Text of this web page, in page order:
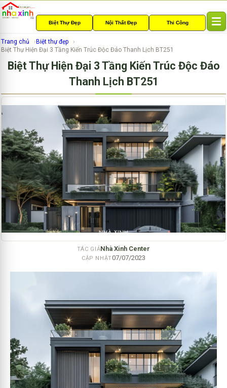
Biệt Thự Đẹp Nội Thất Đẹp Thi Công
l
a
v
a
t
i
o
n
Trang chủ
Biệt thự đẹp
Biệt Thự Hiện Đại 3 Tầng Kiến Trúc Độc Đáo Thanh Lịch BT251
Biệt Thự Hiện Đại 3 Tầng Kiến Trúc Độc Đáo
Thanh Lịch BT251
TÁC GIẢNhà Xinh Center
CẬP NHẬT07/07/2023